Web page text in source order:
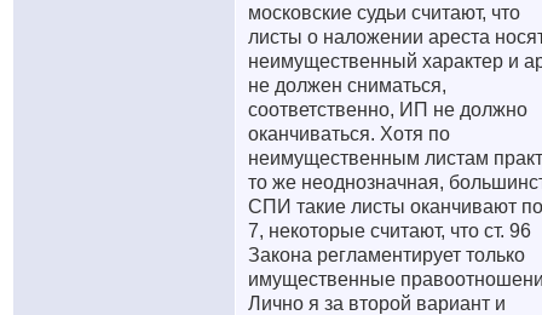
московские судьи считают, что
листы о наложении ареста
неимущественный характер и
не должен сниматься,
соответственно, ИП не должно
оканчиваться. Хотя по
неимущественным листам
то же неоднозначная,
СПИ такие листы оканчивают
7, некоторые считают, что ст. 96
Закона регламентирует только
имущественные
Лично я за второй вариант и